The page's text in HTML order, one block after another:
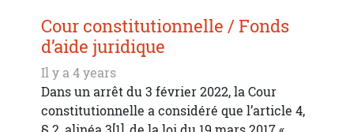
Cour constitutionnelle / Fonds
d’aide juridique
Il y a 4 years
Dans un arrêt du 3 février 2022, la Cour
constitutionnelle a considéré que l’article 4,